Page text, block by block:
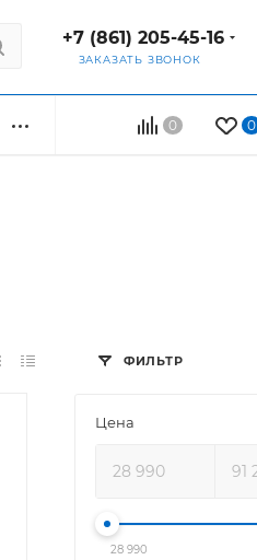
+7 (861) 205-45-16
ЗАКАЗАТЬ ЗВОНОК
0 0
ФИЛЬТР
Цена
28 990